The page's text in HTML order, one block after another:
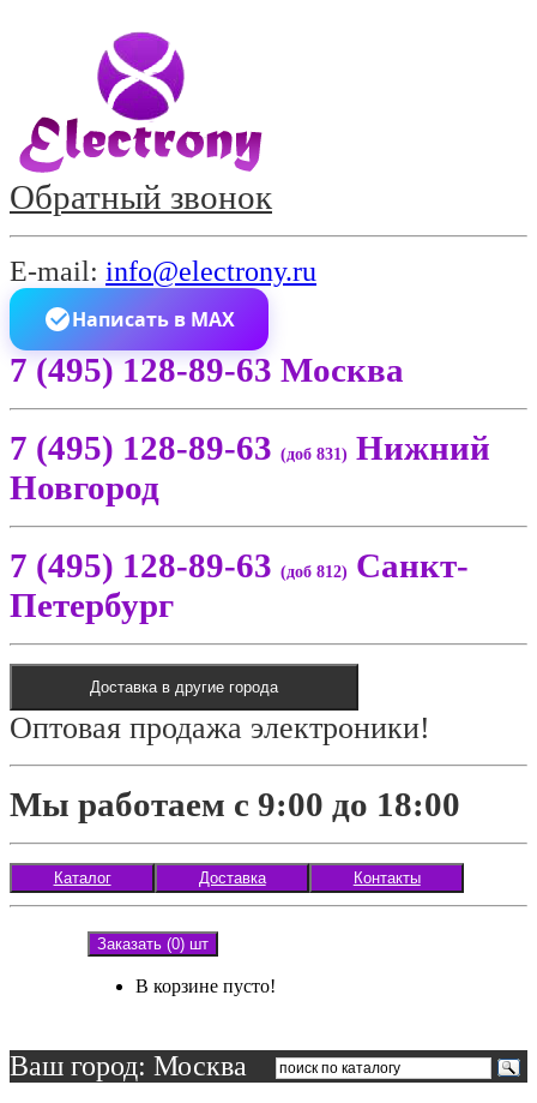
Обратный звонок
E-mail: info@electrony.ru
Написать в MAX
7 (495) 128-89-63 Москва
7 (495) 128-89-63 (доб 831) Нижний
Новгород
7 (495) 128-89-63 (доб 812) Санкт-
Петербург
Доставка в другие города
Оптовая продажа электроники!
Мы работаем с 9:00 до 18:00
Каталог Доставка Контакты
Заказать (0) шт
В корзине пусто!
Ваш город: Москва